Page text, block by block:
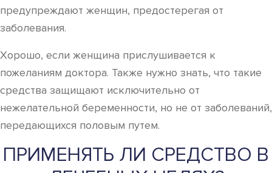
предупреждают женщин, предостерегая от
заболевания.
Хорошо, если женщина прислушивается к
пожеланиям доктора. Также нужно знать, что такие
средства защищают исключительно от
нежелательной беременности, но не от заболеваний,
передающихся половым путем.
ПРИМЕНЯТЬ ЛИ СРЕДСТВО В